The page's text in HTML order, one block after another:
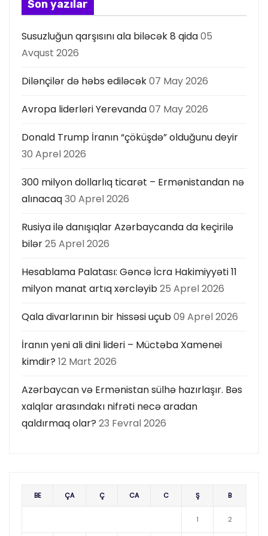
a
s
Son yazılar
Susuzluğun qarşısını ala biləcək 8 qida05
Avqust 2026
Dilənçilər də həbs ediləcək07 May 2026
Avropa liderləri Yerevanda07 May 2026
Donald Trump İranın “çöküşdə” olduğunu deyir
30 Aprel 2026
300 milyon dollarlıq ticarət – Ermənistandan nə
alınacaq30 Aprel 2026
Rusiya ilə danışıqlar Azərbaycanda da keçirilə
bilər25 Aprel 2026
Hesablama Palatası: Gəncə İcra Hakimiyyəti 11
milyon manat artıq xərcləyib25 Aprel 2026
Qala divarlarının bir hissəsi uçub09 Aprel 2026
İranın yeni ali dini lideri – Müctəba Xamenei
kimdir? 12 Mart 2026
Azərbaycan və Ermənistan sülhə hazırlaşır. Bəs
xalqlar arasındakı nifrəti necə aradan
qaldırmaq olar? 23 Fevral 2026
BE ÇA Ç CA C Ş B
1 2